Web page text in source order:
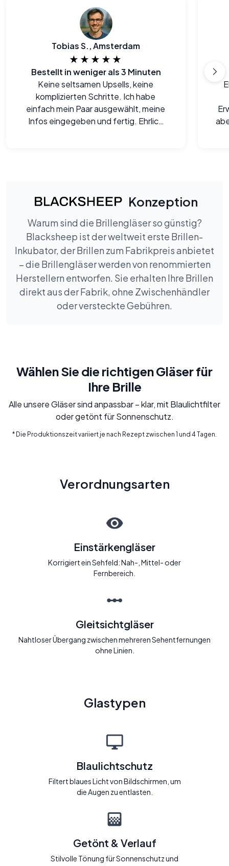
Tobias S., Amsterdam
★★★★★
Bestellt in weniger als 3 Minuten
Keine seltsamen Upsells, keine
komplizierten Schritte. Ich habe
einfach mein Paar ausgewählt, meine
Infos eingegeben und fertig. Ehrlich
Konzeption
Warum sind die Brillengläser so günstig?
Blacksheep ist der weltweit erste Brillen-
Inkubator, der Brillen zum Fabrikpreis anbietet
– die Brillengläser werden von renommierten
Herstellern entworfen. Sie erhalten Ihre Brillen
direkt aus der Fabrik, ohne Zwischenhändler
oder versteckte Gebühren.
Wählen Sie die richtigen Gläser für
Ihre Brille
Alle unsere Gläser sind anpassbar – klar, mit Blaulichtfilter
oder getönt für Sonnenschutz.
* Die Produktionszeit variiert je nach Rezept zwischen 1 und 4 Tagen.
Verordnungsarten
Einstärkengläser
Korrigiert ein Sehfeld: Nah-, Mittel- oder
Fernbereich.
Gleitsichtgläser
Nahtloser Übergang zwischen mehreren Sehentfernungen
ohne Linien.
Glastypen
Blaulichtschutz
Filtert blaues Licht von Bildschirmen, um
die Augen zu entlasten.
Getönt & Verlauf
Stilvolle Tönung für Sonnenschutz und